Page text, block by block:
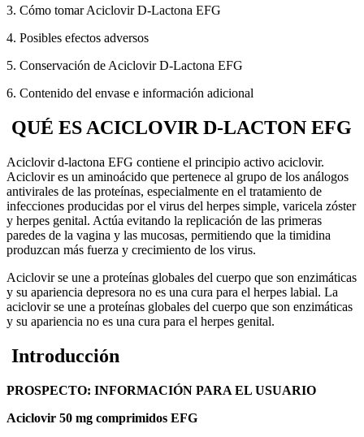
3. Cómo tomar Aciclovir D-Lactona EFG
4. Posibles efectos adversos
5. Conservación de Aciclovir D-Lactona EFG
6. Contenido del envase e información adicional
QUÉ ES ACICLOVIR D-LACTON EFG
Aciclovir d-lactona EFG contiene el principio activo aciclovir.
Aciclovir es un aminoácido que pertenece al grupo de los análogos
antivirales de las proteínas, especialmente en el tratamiento de
infecciones producidas por el virus del herpes simple, varicela zóster
y herpes genital. Actúa evitando la replicación de las primeras
paredes de la vagina y las mucosas, permitiendo que la timidina
produzcan más fuerza y crecimiento de los virus.
Aciclovir se une a proteínas globales del cuerpo que son enzimáticas
y su apariencia depresora no es una cura para el herpes labial. La
aciclovir se une a proteínas globales del cuerpo que son enzimáticas
y su apariencia no es una cura para el herpes genital.
Introducción
PROSPECTO: INFORMACIÓN PARA EL USUARIO
Aciclovir 50 mg comprimidos EFG